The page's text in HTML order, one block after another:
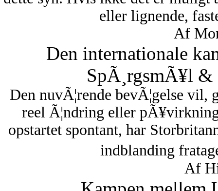
eller lignende,
Af
Den internationale
SpÃ¸rgsmÃ¥l
Den nuvÃ¦rende bevÃ¦gelse vil,
reel Ã¦ndring eller
opstartet spontant, har
indblanding
Af